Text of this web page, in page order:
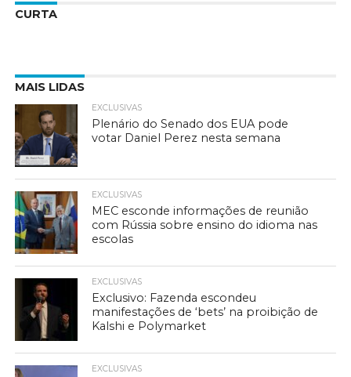
CURTA
MAIS LIDAS
EXCLUSIVAS
Plenário do Senado dos EUA pode
votar Daniel Perez nesta semana
EXCLUSIVAS
MEC esconde informações de reunião
com Rússia sobre ensino do idioma nas
escolas
EXCLUSIVAS
Exclusivo: Fazenda escondeu
manifestações de ‘bets’ na proibição de
Kalshi e Polymarket
EXCLUSIVAS